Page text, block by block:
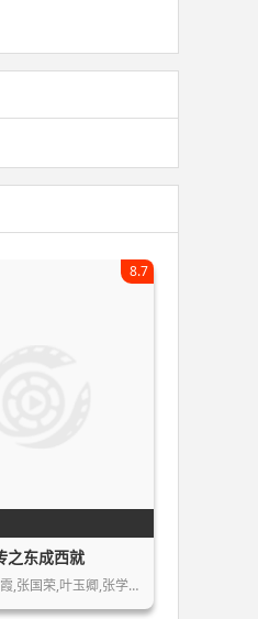
8.7
之东成西就
梁朝伟,林青霞,张国荣,叶玉卿,张学友,…